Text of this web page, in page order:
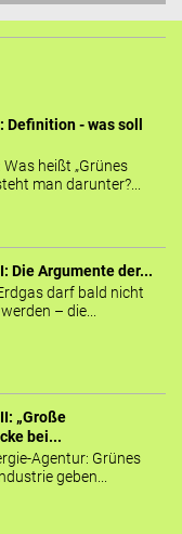
Definition - was soll
Was heißt „Grünes
man darunter?...
Die Argumente der...
darf bald nicht
– die...
„Große
bei...
Agentur: Grünes
geben...